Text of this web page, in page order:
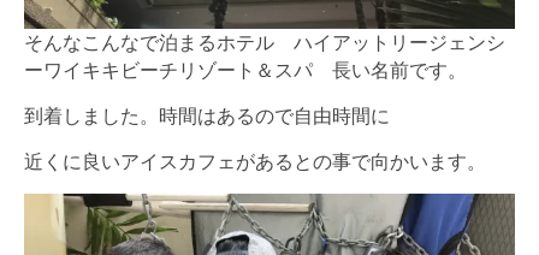
そんなこんなで泊まるホテル ハイアットリージェンシ
ーワイキキビーチリゾート＆スパ 長い名前です。
到着しました。時間はあるので自由時間に
近くに良いアイスカフェがあるとの事で向かいます。